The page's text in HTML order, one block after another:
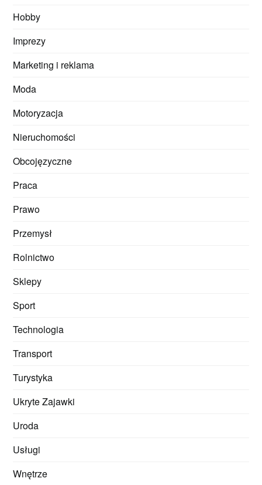
Hobby
Imprezy
Marketing i reklama
Moda
Motoryzacja
Nieruchomości
Obcojęzyczne
Praca
Prawo
Przemysł
Rolnictwo
Sklepy
Sport
Technologia
Transport
Turystyka
Ukryte Zajawki
Uroda
Usługi
Wnętrze